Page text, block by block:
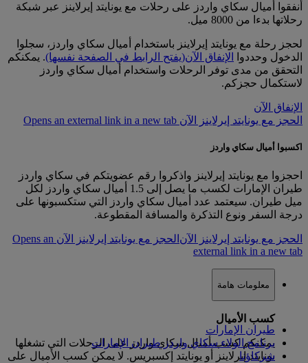
أنفقوا أميال سكاي واردز على رحلات مع يونايتد إيرلاينز عبر شبكة
رحلاتها بدءا من 8000 ميل.
لحجز رحلة مع يونايتد إيرلاينز باستخدام أميال سكاي واردز، سجلوا
الدخول وحددوا
الإنفاق الآن(يفتح الرابط في الصفحة نفسها). يمكنكم
التحقق من مدى توفر الرحلات واستخدام أميال سكاي واردز
لاستكمال حجزكم.
الإنفاق الآن
الحجز مع يونايتد إيرلاينز الآن Opens an external link in a new tab
اكسبوا أميال سكاي واردز
احجزوا مع يونايتد إيرلاينز واذكروا رقم عضويتكم في سكاي واردز
طيران الإمارات لكسب ما يصل إلى 1.5 أميال سكاي واردز لكل
ميل طيران. سيعتمد عدد أميال سكاي واردز التي ستكسبونها على
درجة السفر ونوع التذكرة والمسافة المقطوعة.
الحجز مع يونايتد إيرلاينز الآن
الحجز مع يونايتد إيرلاينز الآن Opens an
external link in a new tab
معلومات هامة
كسب الأميال
يمكنكم كسب أميال سكاي واردز على الرحلات التي تشغلها
يونايتد إيرلاينز أو يونايتد إكسبريس. لا يمكن كسب الأميال على
طيران الإمارات
برنامج الولاء سكاي واردز طيران الإمارات
شركاؤنا